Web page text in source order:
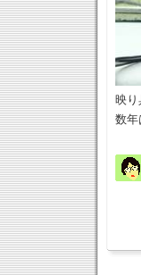
映り
数年